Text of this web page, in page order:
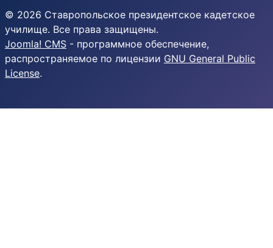
© 2026 Ставропольское президентское кадетское
училище. Все права защищены.
Joomla! CMS - программное обеспечение,
распространяемое по лицензии GNU General Public
License.